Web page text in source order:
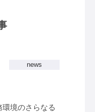
news
境のさらなる